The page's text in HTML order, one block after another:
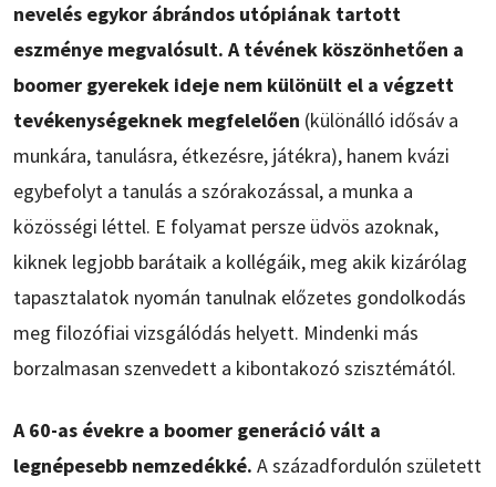
nevelés egykor ábrándos utópiának tartott
eszménye megvalósult. A tévének köszönhetően a
boomer gyerekek ideje nem különült el a végzett
tevékenységeknek megfelelően (különálló idősáv a
munkára, tanulásra, étkezésre, játékra), hanem kvázi
egybefolyt a tanulás a szórakozással, a munka a
közösségi léttel. E folyamat persze üdvös azoknak,
kiknek legjobb barátaik a kollégáik, meg akik kizárólag
tapasztalatok nyomán tanulnak előzetes gondolkodás
meg filozófiai vizsgálódás helyett. Mindenki más
borzalmasan szenvedett a kibontakozó szisztémától.
A 60-as évekre a boomer generáció vált a
legnépesebb nemzedékké. A századfordulón született